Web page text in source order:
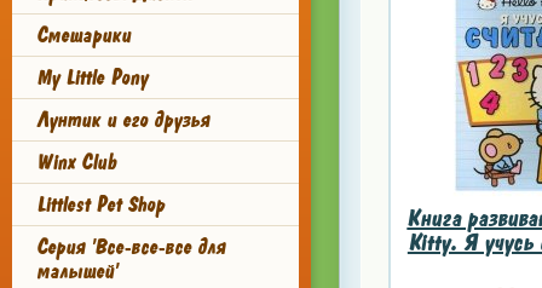
Смешарики
My Little Pony
Лунтик и его друзья
Winx Club
Littlest Pet Shop
Серия 'Все-все-все для
малышей'
Книга
Kitty. Я